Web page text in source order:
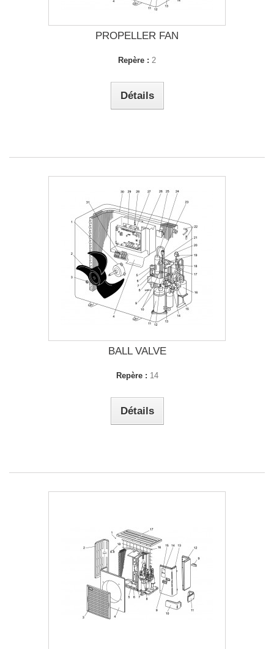
PROPELLER FAN
Repère : 2
Détails
BALL VALVE
Repère : 14
Détails